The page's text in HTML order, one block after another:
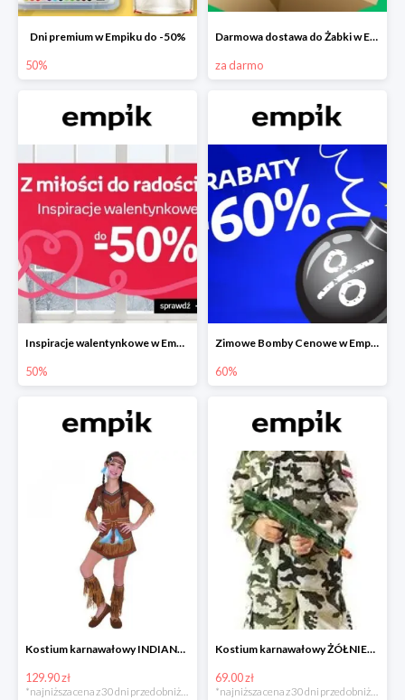
Dni premium w Empiku do -50%
50%
Darmowa dostawa do Żabki w Empiku
za darmo
Inspiracje walentynkowe w Empiku do -50%
50%
Zimowe Bomby Cenowe w Empiku do -60%
60%
Kostium karnawałowy INDIANKA
129.90 zł
*najniższa cena z 30 dni przed obniżką
Kostium karnawałowy ŻÓŁNIERZ
69.00 zł
*najniższa cena z 30 dni przed obniżką